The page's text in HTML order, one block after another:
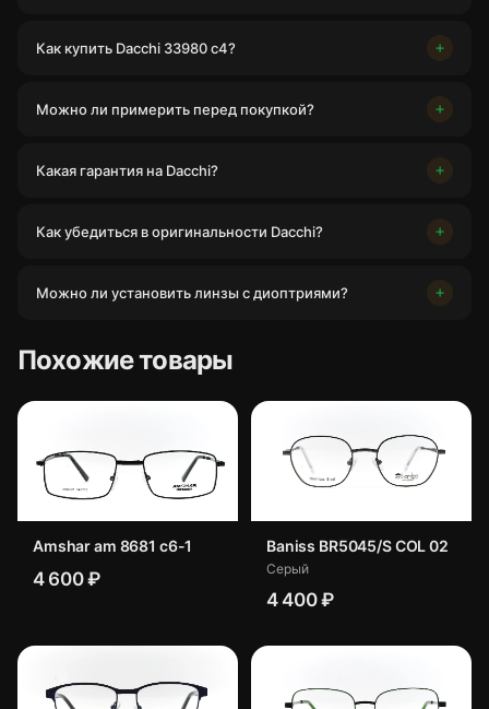
Как купить Dacchi 33980 c4?
Можно ли примерить перед покупкой?
Какая гарантия на Dacchi?
Как убедиться в оригинальности Dacchi?
Можно ли установить линзы с диоптриями?
Похожие товары
Amshar am 8681 c6-1
4 600 ₽
Baniss BR5045/S COL 02
Серый
4 400 ₽